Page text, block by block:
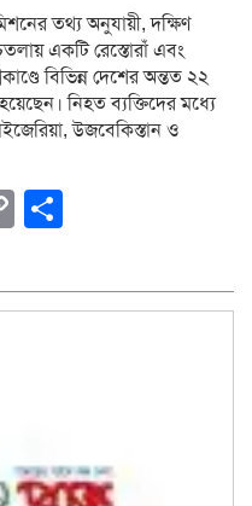
তথ্য অনুযায়ী, দক্ষিণ
একটি রেস্তোরাঁ এবং
বিভিন্ন দেশের অন্তত ২২
নিহত ব্যক্তিদের মধ্যে
উজবেকিস্তান ও
Copy